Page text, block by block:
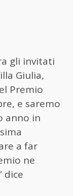
gli invitati
Giulia,
Premio
e saremo
anno in
a far
ne
dice